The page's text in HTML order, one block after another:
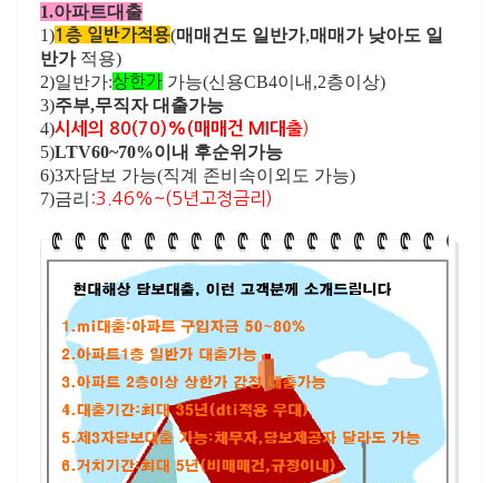
1.아파트대출
1)1층 일반가적용(매매건도 일반가,매매가 낮아도 일
반가적용)
2)일반가:상한가 가능(신용CB4이내,2층이상)
3)주부,무직자 대출가능
4)시세의 80(70)%(매매건 MI대출)
5)LTV60~70%이내 후순위가능
6)3자담보 가능(직계 존비속이외도 가능)
7)금리 :3.46%~(5년고정금리)